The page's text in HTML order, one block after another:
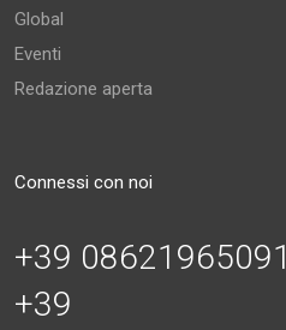
Global
Eventi
Redazione aperta
Connessi con noi
+39 08621965091
+39